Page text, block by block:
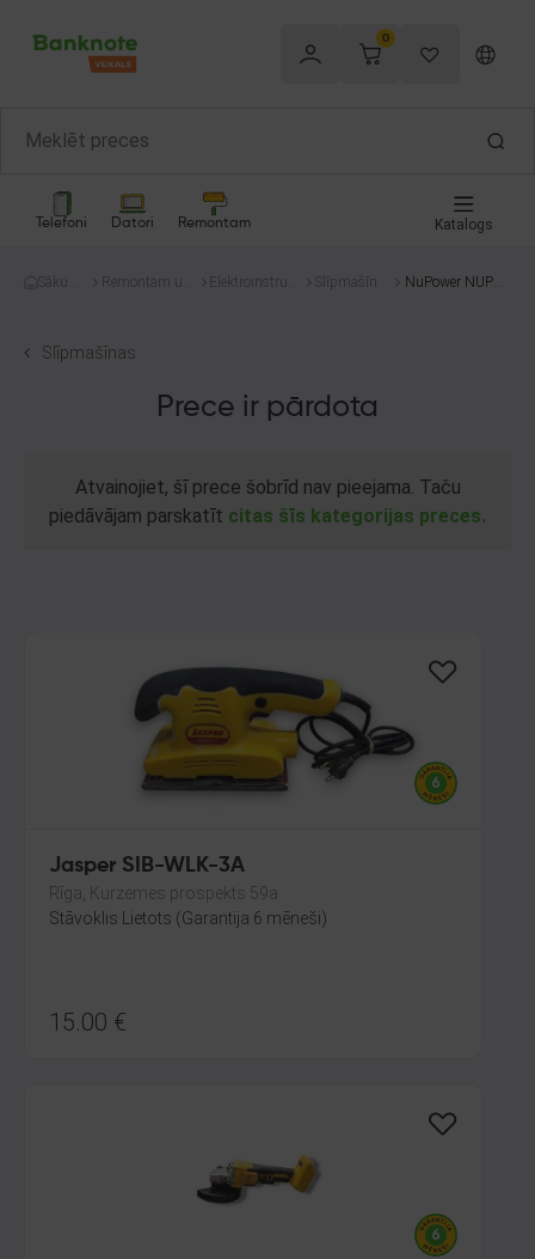
0
Telefoni Datori Remontam Katalogs
Sākum
Remontam un
Elektroinstrum
Slīpmašīna
NuPower NUP18
Slīpmašīnas
Prece ir pārdota
Atvainojiet, šī prece šobrīd nav pieejama. Taču
piedāvājam parskatīt citas šīs kategorijas preces.
Jasper SIB-WLK-3A
Rīga, Kurzemes prospekts 59a
Stāvoklis Lietots (Garantija 6 mēneši)
15.00 €